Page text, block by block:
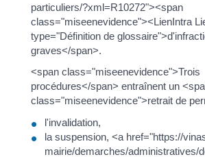
particuliers/?xml=R10272"><span
class="miseenevidence"><LienIntra
type="Définition de
graves</span>.
<span class="miseenevidence">Trois
procédures</span> entraînent un
class="miseenevidence">retrait de
l'invalidation,
la suspension, <a href="https://
mairie/demarches/administratives/